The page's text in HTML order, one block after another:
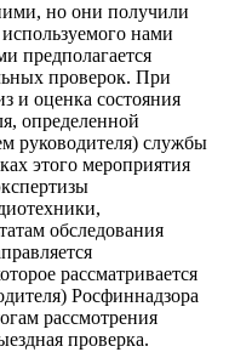
но они получили
нами
предполагается
проверок. При
и оценка состояния
определенной
руководителя) службы
этого мероприятия
обследования
рассматривается
Росфиннадзора
рассмотрения
проверка.